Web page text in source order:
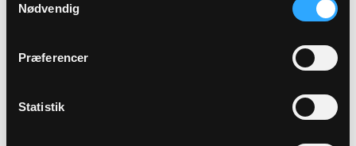
Nødvendig
Præferencer
Statistik